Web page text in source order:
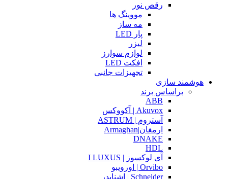
رقص نور
مووینگ ها
مه ساز
پار LED
لیزر
لوازم سوارز
افکت LED
تجهیزات جانبی
هوشمند سازی
براساس برند
ABB
Akuvox | آکووکس
آستروم | ASTRUM
ارمغان|Armaghan
DNAKE
HDL
آی لوکسوز | I LUXUS
Orvibo | اورویبو
Schneider | اشنایدر